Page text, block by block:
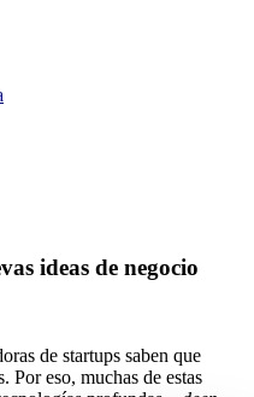
ideas de negocio
de startups saben que
Por eso, muchas de estas